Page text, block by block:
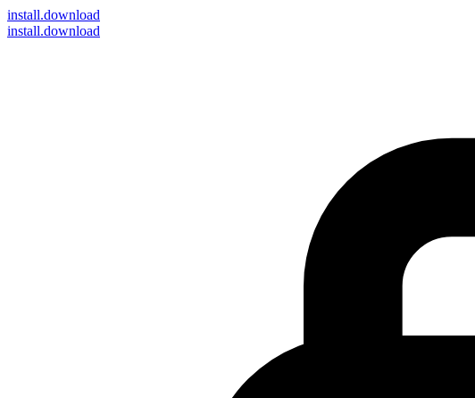
install.download
install.download